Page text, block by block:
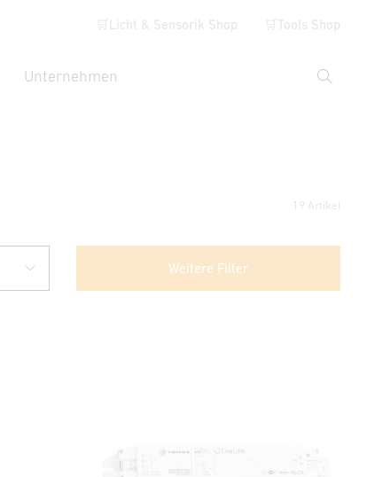
🛒Licht & Sensorik Shop 🛒Tools Shop
Unternehmen
Suche
19 Artikel
Weitere Filter